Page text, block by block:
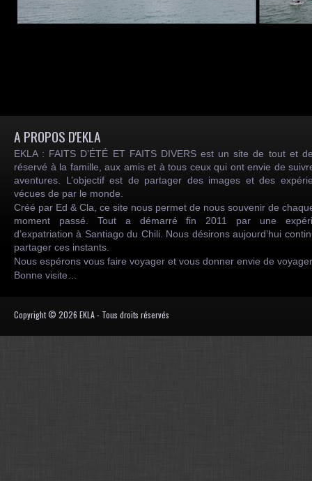
A PROPOS D'EKLA
EKLA : FAITS D’ÉTÉ ET FAITS DIVERS est un site de tout et
réservé à la famille, aux amis et à tous ceux qui ont envie de
aventures. L’objectif est de partager des images et des
vécues de par le monde.
Créé par Ed & Cla, ce site nous permet de nous souvenir de
moment passé. Tout a démarré fin 2011 par une
d’expatriation à Santiago du Chili. Nous désirons aujourd’hui
partager ces instants.
Nous espérons vous faire voyager et vous donner envie de
Bonne visite…
Copyright © 2026 EKLA - Tous droits réservés